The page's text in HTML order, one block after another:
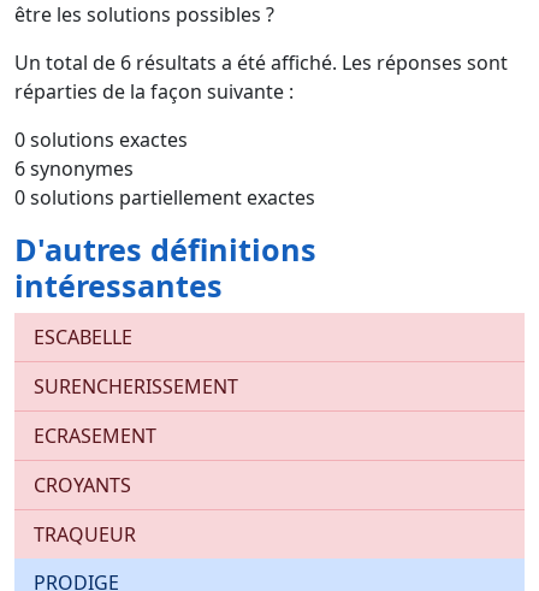
être les solutions possibles ?
Un total de 6 résultats a été affiché. Les réponses sont
réparties de la façon suivante :
0 solutions exactes
6 synonymes
0 solutions partiellement exactes
D'autres définitions
intéressantes
ESCABELLE
SURENCHERISSEMENT
ECRASEMENT
CROYANTS
TRAQUEUR
PRODIGE